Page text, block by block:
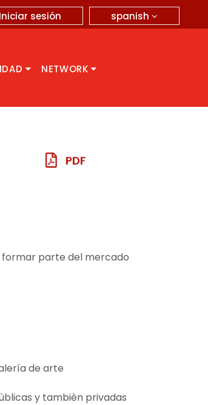
spanish
Iniciar sesión
NETWORK
formar parte del mercado
de arte
y tambièn privadas